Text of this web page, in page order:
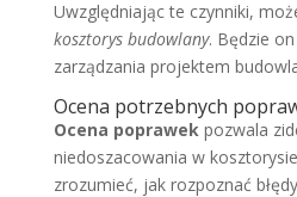
Uwzględniając te czynniki,
kosztorys budowlany. Będzie
zarządzania projektem
Ocena potrzebnych
Ocena poprawek pozwala
niedoszacowania w
zrozumieć, jak rozpoznać